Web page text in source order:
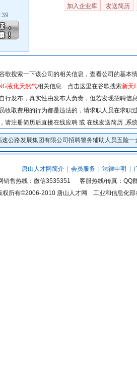
歌搜索一下该公司的相关信息，查看公司的基本
液化天然气相关信息 点击这里在谷歌搜索新天
行发布，真实性由发布人负责，但若发现招聘信
收取费用的行为都是违法的，请求职人员在求
请注册简历后直接在线应聘 或 在线发送简历 ,系
速公路发展集团有限公司招聘警务辅助人员五险一
唐山人才网简介 会员服务 法律申明
销售热线：微信3535351 客服热线/传真：
权所有©2006-2010 唐山人才网 工业和信息化部